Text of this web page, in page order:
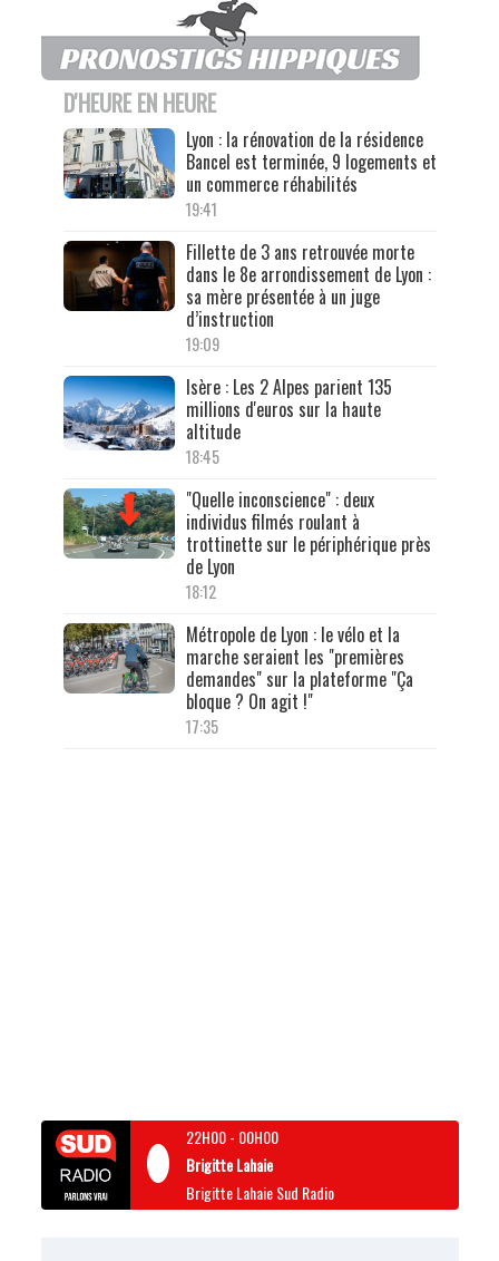
D'HEURE EN HEURE
Lyon : la rénovation de la résidence
Bancel est terminée, 9 logements et
un commerce réhabilités
19:41
Fillette de 3 ans retrouvée morte
dans le 8e arrondissement de Lyon :
sa mère présentée à un juge
d’instruction
19:09
Isère : Les 2 Alpes parient 135
millions d'euros sur la haute
altitude
18:45
"Quelle inconscience" : deux
individus filmés roulant à
trottinette sur le périphérique près
de Lyon
18:12
Métropole de Lyon : le vélo et la
marche seraient les "premières
demandes" sur la plateforme "Ça
bloque ? On agit !"
17:35
22H00- 00H00
Brigitte Lahaie
Brigitte Lahaie Sud Radio